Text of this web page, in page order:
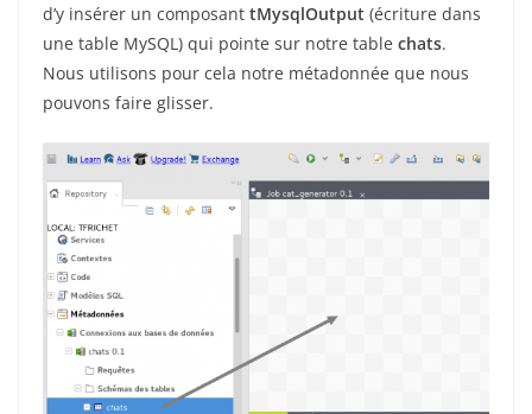
d’y insérer un composant tMysqlOutput (écriture dans
une table MySQL) qui pointe sur notre table chats.
Nous utilisons pour cela notre métadonnée que nous
pouvons faire glisser.